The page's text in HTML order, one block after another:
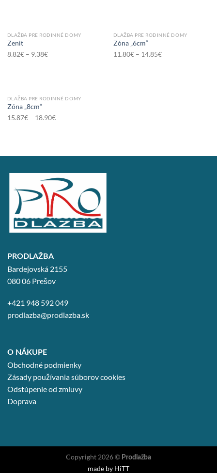
DLAŽBA PRE RODINNÉ DOMY
Zenit
8.82€– 9.38€
DLAŽBA PRE RODINNÉ DOMY
Zóna „6cm“
11.80€– 14.85€
DLAŽBA PRE RODINNÉ DOMY
Zóna „8cm“
15.87€– 18.90€
PRODLAŽBA
Bardejovská 2155
080 06 Prešov
+421 948 592 049
prodlazba@prodlazba.sk
O NÁKUPE
Obchodné podmienky
Zásady používania súborov cookies
Odstúpenie od zmluvy
Doprava
Copyright 2026 © Prodlažba
made by HiTT